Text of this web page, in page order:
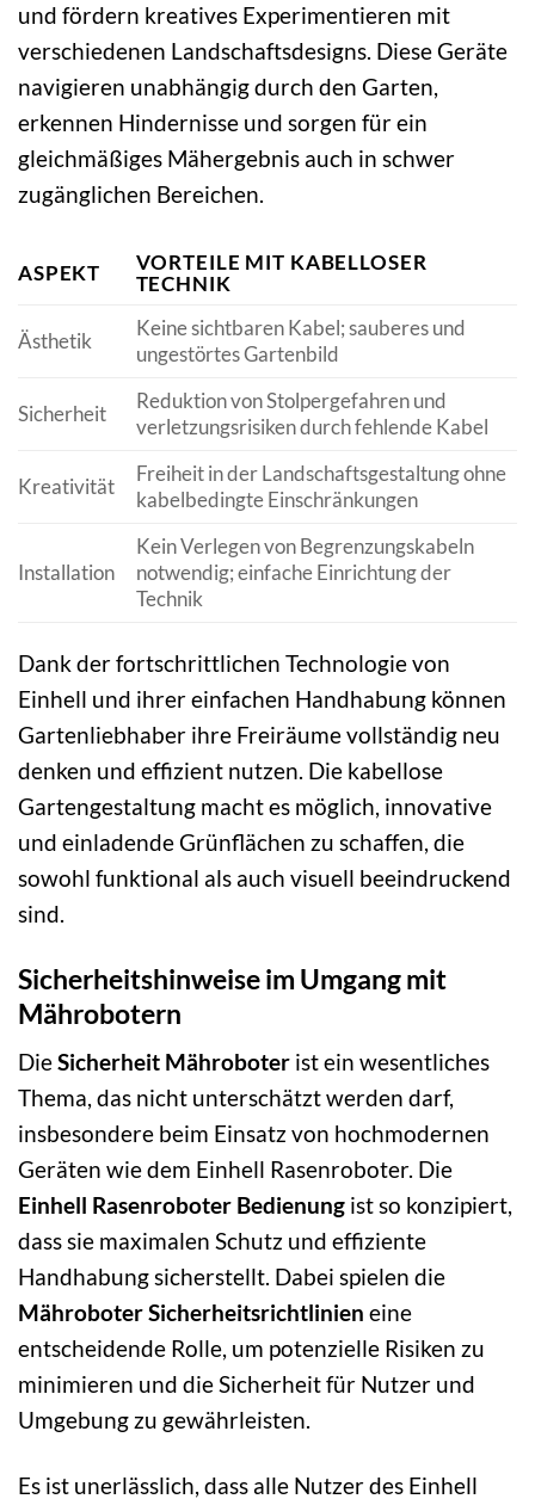
und fördern kreatives Experimentieren mit
verschiedenen Landschaftsdesigns. Diese Geräte
navigieren unabhängig durch den Garten,
erkennen Hindernisse und sorgen für ein
gleichmäßiges Mähergebnis auch in schwer
zugänglichen Bereichen.
ASPEKT
VORTEILE MIT KABELLOSER
TECHNIK
Ästhetik
Keine sichtbaren Kabel; sauberes und
ungestörtes Gartenbild
Sicherheit
Reduktion von Stolpergefahren und
verletzungsrisiken durch fehlende Kabel
Kreativität
Freiheit in der Landschaftsgestaltung ohne
kabelbedingte Einschränkungen
Installation
Kein Verlegen von Begrenzungskabeln
notwendig; einfache Einrichtung der
Technik
Dank der fortschrittlichen Technologie von
Einhell und ihrer einfachen Handhabung können
Gartenliebhaber ihre Freiräume vollständig neu
denken und effizient nutzen. Die kabellose
Gartengestaltung macht es möglich, innovative
und einladende Grünflächen zu schaffen, die
sowohl funktional als auch visuell beeindruckend
sind.
Sicherheitshinweise im Umgang mit
Mährobotern
DieSicherheit Mähroboter ist ein wesentliches
Thema, das nicht unterschätzt werden darf,
insbesondere beim Einsatz von hochmodernen
Geräten wie dem Einhell Rasenroboter. Die
Einhell Rasenroboter Bedienung ist so konzipiert,
dass sie maximalen Schutz und effiziente
Handhabung sicherstellt. Dabei spielen die
Mähroboter Sicherheitsrichtlinien eine
entscheidende Rolle, um potenzielle Risiken zu
minimieren und die Sicherheit für Nutzer und
Umgebung zu gewährleisten.
Es ist unerlässlich, dass alle Nutzer des Einhell